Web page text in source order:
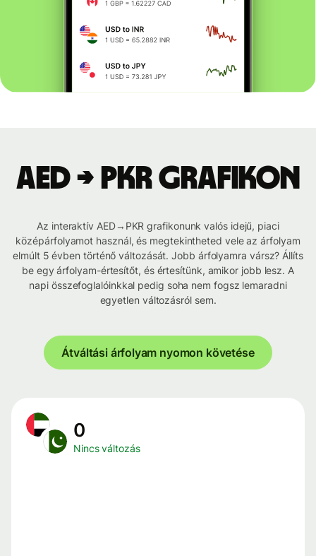
AED → PKR grafikon
Az interaktív AED→PKR grafikonunk valós idejű, piaci
középárfolyamot használ, és megtekintheted vele az árfolyam
elmúlt 5 évben történő változását. Jobb árfolyamra vársz? Állíts
be egy árfolyam-értesítőt, és értesítünk, amikor jobb lesz. A
napi összefoglalóinkkal pedig soha nem fogsz lemaradni
egyetlen változásról sem.
Átváltási árfolyam nyomon követése
0
Nincs változás